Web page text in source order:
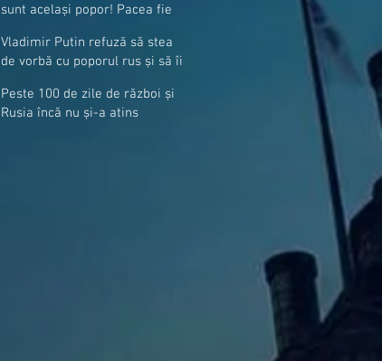
sunt același popor! Pacea fie
Vladimir Putin refuză să stea
de vorbă cu poporul rus și să îi
Peste 100 de zile de război și
Rusia încă nu și-a atins